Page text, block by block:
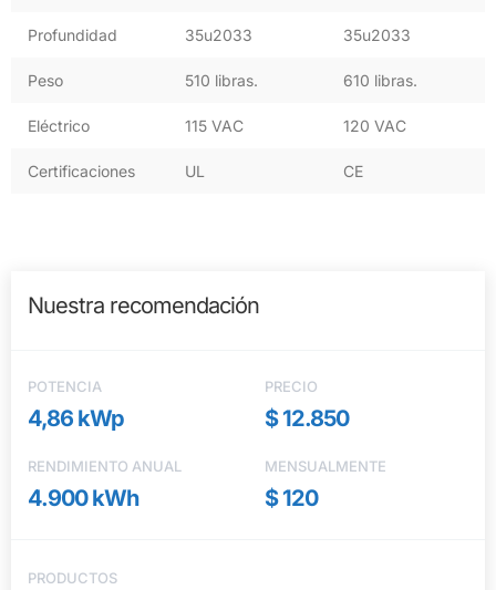
Profundidad 35u2033 35u2033
Peso 510 libras. 610 libras.
Eléctrico 115 VAC 120 VAC
Certificaciones UL CE
Nuestra recomendación
POTENCIA
4,86 kWp
PRECIO
$ 12.850
RENDIMIENTO ANUAL
4.900 kWh
MENSUALMENTE
$ 120
PRODUCTOS